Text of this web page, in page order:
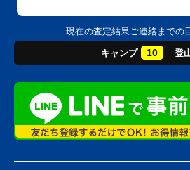
現在の査定結果ご連絡までの
キャンプ 10 登